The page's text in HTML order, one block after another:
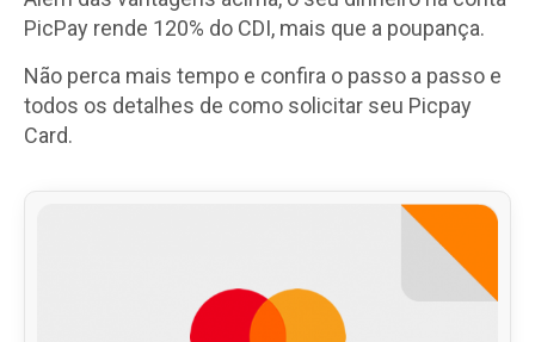
PicPay rende 120% do CDI, mais que a poupança.
Não perca mais tempo e confira o passo a passo e
todos os detalhes de como solicitar seu Picpay
Card.